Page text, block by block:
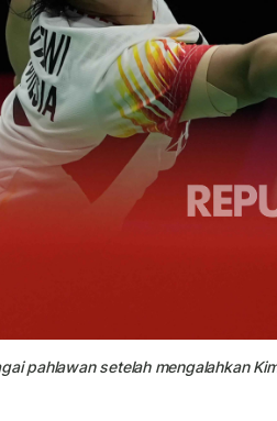
pahlawan setelah mengalahkan